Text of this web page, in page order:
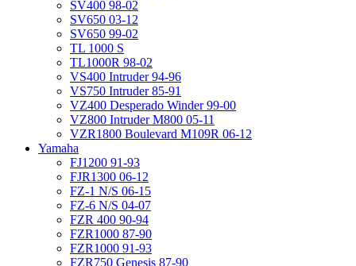
SV400 98-02
SV650 03-12
SV650 99-02
TL 1000 S
TL1000R 98-02
VS400 Intruder 94-96
VS750 Intruder 85-91
VZ400 Desperado Winder 99-00
VZ800 Intruder M800 05-11
VZR1800 Boulevard M109R 06-12
Yamaha
FJ1200 91-93
FJR1300 06-12
FZ-1 N/S 06-15
FZ-6 N/S 04-07
FZR 400 90-94
FZR1000 87-90
FZR1000 91-93
FZR750 Genesis 87-90